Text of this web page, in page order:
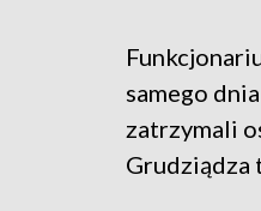
samego
zatrzymali
Grudziądza